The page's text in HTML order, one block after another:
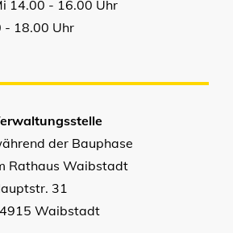
14.00 - 16.00 Uhr
- 18.00 Uhr
der Bauphase
Rathaus Waibstadt
31
Waibstadt